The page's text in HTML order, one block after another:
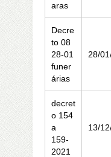
aras
Decre
to 08
28-01
funer
árias
28/
decret
o 154
a
159-
2021
13/